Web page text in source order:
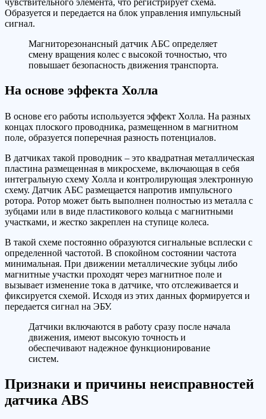
Образуется и передается на блок управления импульсный
сигнал.
Магниторезонансный датчик АБС определяет
смену вращения колес с высокой точностью, что
повышает безопасность движения транспорта.
На основе эффекта Холла
В основе его работы используется эффект Холла. На разных
концах плоского проводника, размещенном в магнитном
поле, образуется поперечная разность потенциалов.
В датчиках такой проводник – это квадратная металлическая
пластина размещенная в микросхеме, включающая в себя
интегральную схему Холла и контролирующая электронную
схему. Датчик АБС размещается напротив импульсного
ротора. Ротор может быть выполнен полностью из металла с
зубцами или в виде пластикового кольца с магнитными
участками, и жестко закреплен на ступице колеса.
В такой схеме постоянно образуются сигнальные всплески с
определенной частотой. В спокойном состоянии частота
минимальная. При движении металлические зубцы либо
магнитные участки проходят через магнитное поле и
вызывает изменение тока в датчике, что отслеживается и
фиксируется схемой. Исходя из этих данных формируется и
передается сигнал на ЭБУ.
Датчики включаются в работу сразу после начала
движения, имеют высокую точность и
обеспечивают надежное функционирование
систем.
Признаки и причины неисправностей
датчика ABS